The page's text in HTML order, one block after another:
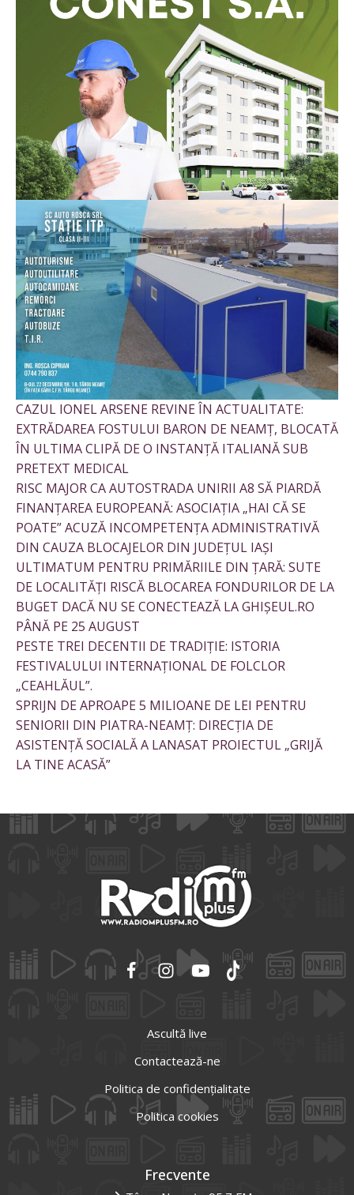
CAZUL IONEL ARSENE REVINE ÎN ACTUALITATE:
EXTRĂDAREA FOSTULUI BARON DE NEAMȚ, BLOCATĂ
ÎN ULTIMA CLIPĂ DE O INSTANȚĂ ITALIANĂ SUB
PRETEXT MEDICAL
RISC MAJOR CA AUTOSTRADA UNIRII A8 SĂ PIARDĂ
FINANȚAREA EUROPEANĂ: ASOCIAȚIA „HAI CĂ SE
POATE” ACUZĂ INCOMPETENȚA ADMINISTRATIVĂ
DIN CAUZA BLOCAJELOR DIN JUDEȚUL IAȘI
ULTIMATUM PENTRU PRIMĂRIILE DIN ȚARĂ: SUTE
DE LOCALITĂȚI RISCĂ BLOCAREA FONDURILOR DE LA
BUGET DACĂ NU SE CONECTEAZĂ LA GHIȘEUL.RO
PÂNĂ PE 25 AUGUST
PESTE TREI DECENTII DE TRADIȚIE: ISTORIA
FESTIVALULUI INTERNAȚIONAL DE FOLCLOR
„CEAHLĂUL”.
SPRIJN DE APROAPE 5 MILIOANE DE LEI PENTRU
SENIORII DIN PIATRA-NEAMȚ: DIRECȚIA DE
ASISTENȚĂ SOCIALĂ A LANASAT PROIECTUL „GRIJĂ
LA TINE ACASĂ”
Ascultă live
Contactează-ne
Politica de confidențialitate
Politica cookies
Frecvente